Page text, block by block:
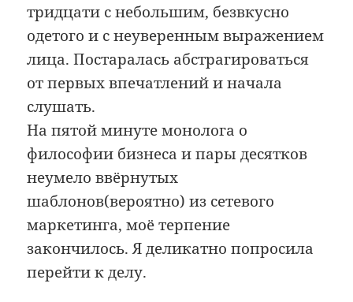
тридцати с небольшим, безвкусно
одетого и с неуверенным выражением
лица. Постаралась абстрагироваться
от первых впечатлений и начала
слушать.
На пятой минуте монолога о
философии бизнеса и пары десятков
неумело ввёрнутых
шаблонов(вероятно) из сетевого
маркетинга, моё терпение
закончилось. Я деликатно попросила
перейти к делу.